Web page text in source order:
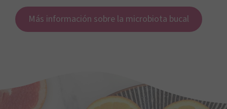
Más información sobre la microbiota bucal